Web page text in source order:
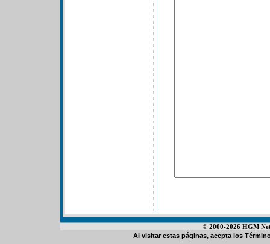
© 2000-2026 HGM
Al visitar estas páginas, acepta los